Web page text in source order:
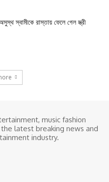
স্বামীকে রাস্তায় ফেলে গেল স্ত্রী
music fashion
latest breaking news and
industry.